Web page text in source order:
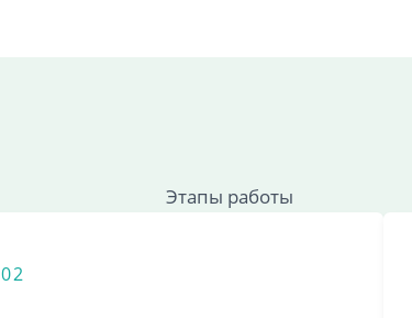
Этапы работы
02